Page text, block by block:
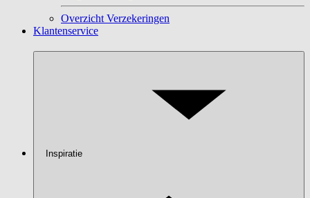
Overzicht Verzekeringen
Klantenservice
Inspiratie